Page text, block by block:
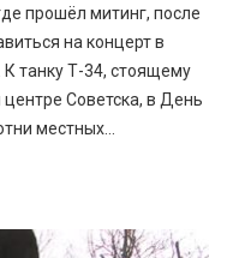
прошёл митинг, после
на концерт в
танку Т-34, стоящему
Советска, в День
местных...